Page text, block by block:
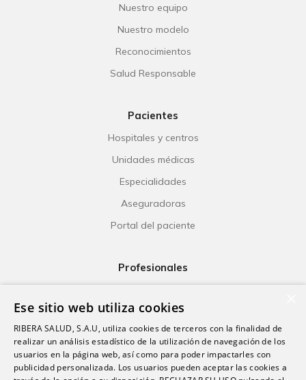
Nuestro equipo
Nuestro modelo
Reconocimientos
Salud Responsable
Pacientes
Hospitales y centros
Unidades médicas
Especialidades
Aseguradoras
Portal del paciente
Profesionales
Investigación
Formación
Escuela universitaria
Trabaja con nosotros
Ese sitio web utiliza cookies
RIBERA SALUD, S.A.U, utiliza cookies de terceros con la finalidad de
realizar un análisis estadístico de la utilización de navegación de los
usuarios en la página web, así como para poder impactarles con
publicidad personalizada. Los usuarios pueden aceptar las cookies a